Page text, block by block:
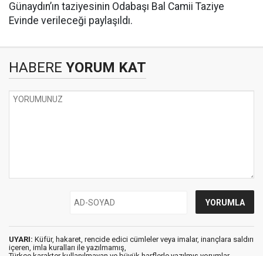
Günaydın’ın taziyesinin Odabaşı Bal Camii Taziye
Evinde verileceği paylaşıldı.
HABERE YORUM KAT
UYARI: Küfür, hakaret, rencide edici cümleler veya imalar, inançlara saldırı
içeren, imla kuralları ile yazılmamış,